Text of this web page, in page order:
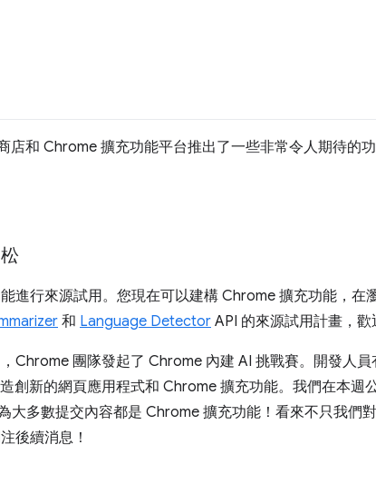
和 Chrome 擴充功能平台推出了一些非常令人期待的
進行來源試用。您現在可以建構 Chrome 擴充功能，在
和 Language Detector API 的來源試用計畫，歡
Chrome 團隊發起了 Chrome 內建 AI 挑戰賽。開發人
創新的網頁應用程式和 Chrome 擴充功能。我們在本週
大多數提交內容都是 Chrome 擴充功能！看來不只我們
後續消息！